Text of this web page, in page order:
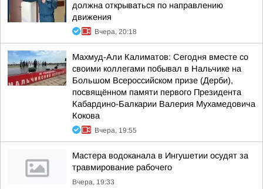
должна открываться по направлению
движения
Вчера, 20:18
Махмуд-Али Калиматов: Сегодня вместе со
своими коллегами побывал в Нальчике на
Большом Всероссийском призе (Дерби),
посвящённом памяти первого Президента
Кабардино-Балкарии Валерия Мухамедовича
Кокова
Вчера, 19:55
Мастера водоканала в Ингушетии осудят за
травмирование рабочего
Вчера, 19:33